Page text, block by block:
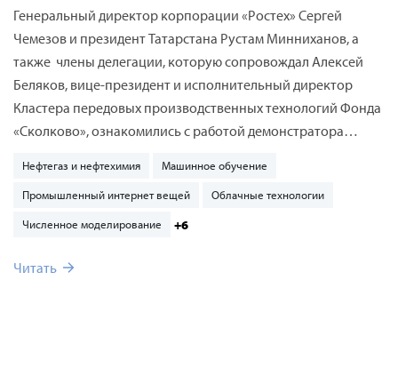
Генеральный директор корпорации «Ростех» Сергей
Чемезов и президент Татарстана Рустам Минниханов, а
также члены делегации, которую сопровождал Алексей
Беляков, вице-президент и исполнительный директор
Кластера передовых производственных технологий Фонда
«Сколково», ознакомились с работой демонстратора
конференции ЦИПР.
Нефтегаз и нефтехимия Машинное обучение
Промышленный интернет вещей Облачные технологии
Численное моделирование +6
Читать